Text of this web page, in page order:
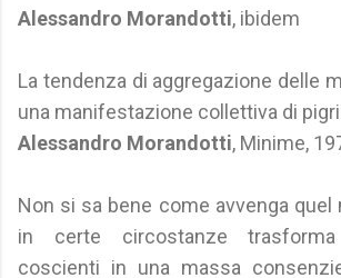
Alessandro Morandotti, ibidem
La tendenza di aggregazione delle
una manifestazione collettiva di
Alessandro Morandotti, Minime,
Non si sa bene come avvenga
in certe circostanze
coscienti in una massa